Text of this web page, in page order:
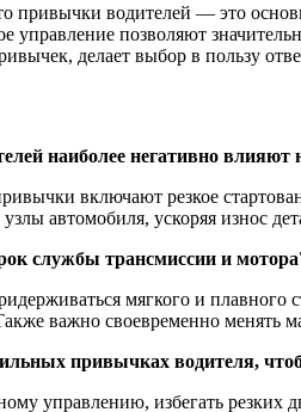
привычки водителей — это
управление позволяют
делает выбор в пользу
наиболее негативно влияют
включают резкое
автомобиля, ускоряя износ
службы трансмиссии и
мягкого и плавного
важно своевременно менять
привычках водителя,
управлению, избегать резких